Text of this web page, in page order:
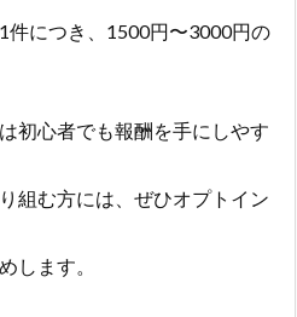
件につき、1500円〜3000円の
初心者でも報酬を手にしやす
組む方には、ぜひオプトイン
します。